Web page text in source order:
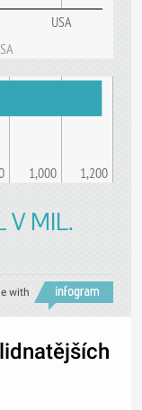
USA
1,000 1,200
V MIL.
with